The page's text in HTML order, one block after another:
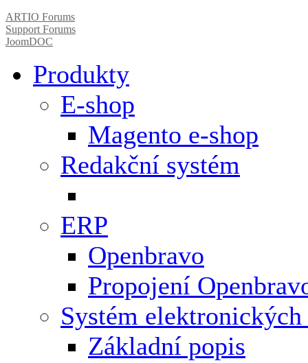
ARTIO Forums
Support Forums
JoomDOC
Produkty
E-shop
Magento e-shop
Redakční systém
ERP
Openbravo
Propojení
Systém elektronických
Základní popis